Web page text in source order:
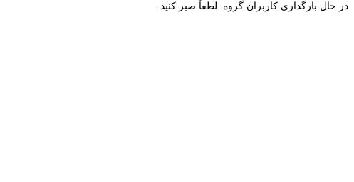
در حال بارگذاری کاربران گروه. لطفاً صبر کنید.